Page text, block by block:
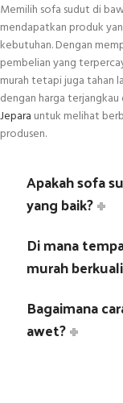
Memilih sofa sudut di
mendapatkan produk
kebutuhan. Dengan
pembelian yang
murah tetapi juga tahan
dengan harga
Jepara untuk melihat
produsen.
Apakah sofa
yang baik?
Di mana
murah
Bagaimana
awet?